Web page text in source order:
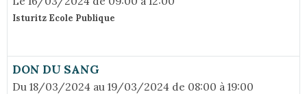
Isturitz Ecole Publique
DON DU SANG
Du 18/03/2024 au 19/03/2024 de 08:00 à 19:00